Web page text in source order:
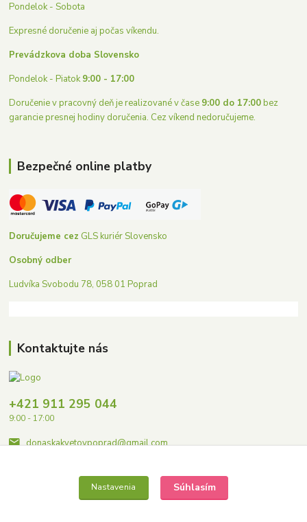
Pondelok - Sobota
Expresné doručenie aj počas víkendu.
Prevádzkova doba Slovensko
Pondelok - Piatok9:00 - 17:00
Doručenie v pracovný deň je realizované v čase 9:00 do 17:00bez
garancie presnej hodiny doručenia. Cez víkend nedoručujeme.
Bezpečné online platby
Doručujeme cez GLS kuriér Slovensko
Osobný odber
Ludvíka Svobodu 78, 058 01 Poprad
Kontaktujte nás
+421 911 295 044
9:00 - 17:00
donaskakvetovpoprad@gmail.com
Nastavenia Súhlasím